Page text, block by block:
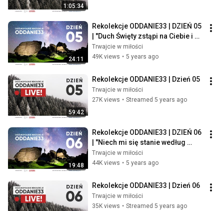
1:05:34
24:11
Rekolekcje ODDANIE33 | DZIEŃ 05
| "Duch Święty zstąpi na Ciebie i
moc Najwyższego osłoni Cię"
Trwajcie w miłości
49K views • 5 years ago
59:42
Rekolekcje ODDANIE33 | Dzień 05
Trwajcie w miłości
27K views • Streamed 5 years ago
19:48
Rekolekcje ODDANIE33 | DZIEŃ 06
| "Niech mi się stanie według
słowa Twego"
Trwajcie w miłości
44K views • 5 years ago
Rekolekcje ODDANIE33 | Dzień 06
Trwajcie w miłości
35K views • Streamed 5 years ago